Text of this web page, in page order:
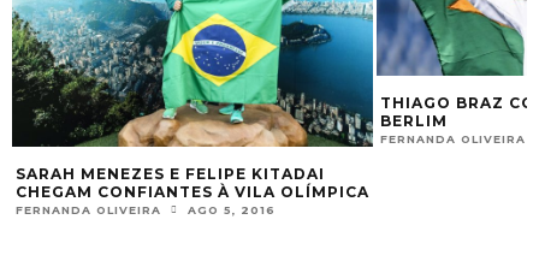
SARAH MENEZES E FELIPE KITADAI
CHEGAM CONFIANTES À VILA OLÍMPICA
FERNANDA OLIVEIRA AGO 5, 2016
THIAGO BRAZ
BERLIM
FERNANDA OLIVEIRA